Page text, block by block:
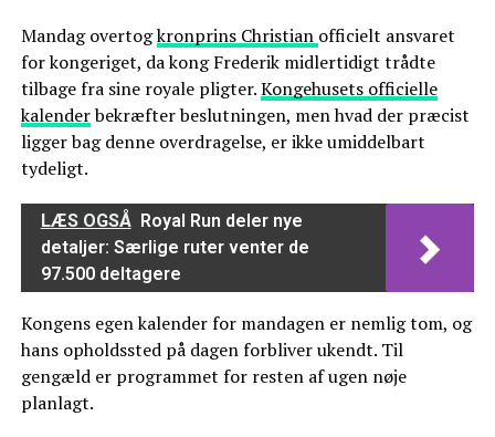
Mandag overtogkronprins Christian officielt ansvaret
for kongeriget, da kong Frederik midlertidigt trådte
tilbage fra sine royale pligter.Kongehusets officielle
kalenderbekræfter beslutningen, men hvad der præcist
ligger bag denne overdragelse, er ikke umiddelbart
tydeligt.
LÆS OGSÅ Royal Run deler nye
detaljer: Særlige ruter venter de
97.500 deltagere
Kongens egen kalender for mandagen er nemlig tom, og
hans opholdssted på dagen forbliver ukendt. Til
gengæld er programmet for resten af ugen nøje
planlagt.